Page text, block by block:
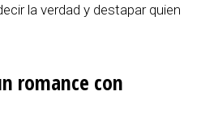
la verdad y destapar quien
romance con